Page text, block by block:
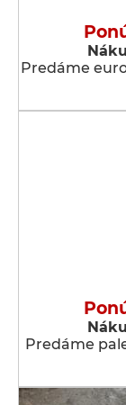
Predáme
Predáme